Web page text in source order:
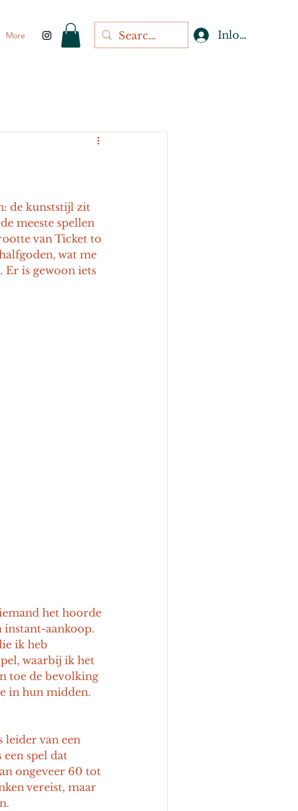
More Inloggen
de kunststijl zit
meeste spellen
van Ticket to
wat me
Er is gewoon iets
het hoorde
instant-aankoop.
ik heb
waarbij ik het
toe de bevolking
in hun midden.
leider van een
spel dat
ongeveer 60 tot
vereist, maar